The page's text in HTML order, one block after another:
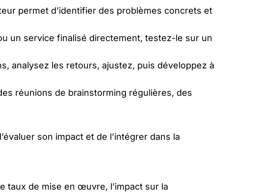
permet d’identifier des problèmes concrets et
un service finalisé directement, testez-le sur un
analysez les retours, ajustez, puis développez à
réunions de brainstorming régulières, des
son impact et de l’intégrer dans la
taux de mise en œuvre, l’impact sur la